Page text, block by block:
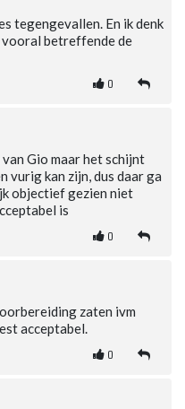
tegengevallen. En ik denk
vooral betreffende de
0
Gio maar het schijnt
vurig kan zijn, dus daar ga
objectief gezien niet
is
0
zaten ivm
acceptabel.
0